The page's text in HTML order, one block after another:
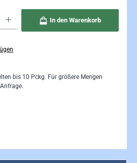
In den Warenkorb
bis 10 Pckg. Für größere Mengen